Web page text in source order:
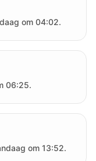
om 04:02.
06:25.
om 13:52.